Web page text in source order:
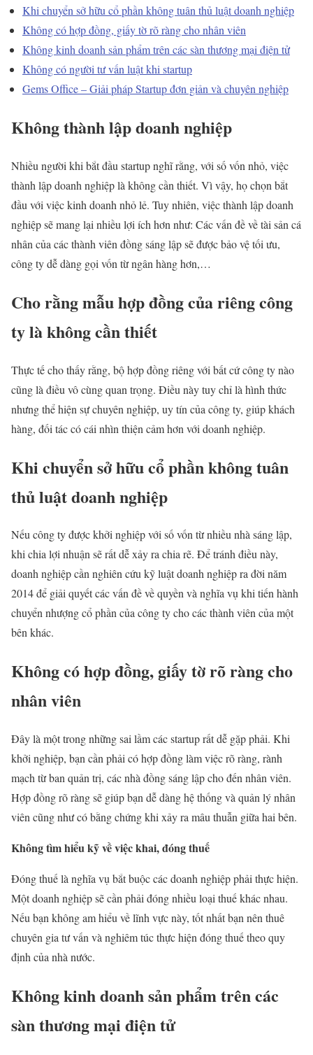
Khi chuyển sở hữu cổ phần không tuân thủ luật doanh nghiệp
Không có hợp đồng, giấy tờ rõ ràng cho nhân viên
Không kinh doanh sản phẩm trên các sàn thương mại điện tử
Không có người tư vấn luật khi startup
Gems Office – Giải pháp Startup đơn giản và chuyên nghiệp
Không thành lập doanh nghiệp
Nhiều người khi bắt đầu startup nghĩ rằng, với số vốn nhỏ, việc
thành lập doanh nghiệp là không cần thiết. Vì vậy, họ chọn bắt
đầu với việc kinh doanh nhỏ lẻ. Tuy nhiên, việc thành lập doanh
nghiệp sẽ mang lại nhiều lợi ích hơn như: Các vấn đề về tài sản cá
nhân của các thành viên đồng sáng lập sẽ được bảo vệ tối ưu,
công ty dễ dàng gọi vốn từ ngân hàng hơn,…
Cho rằng mẫu hợp đồng của riêng công
ty là không cần thiết
Thực tế cho thấy rằng, bộ hợp đồng riêng với bất cứ công ty nào
cũng là điều vô cùng quan trọng. Điều này tuy chỉ là hình thức
nhưng thể hiện sự chuyên nghiệp, uy tín của công ty, giúp khách
hàng, đối tác có cái nhìn thiện cảm hơn với doanh nghiệp.
Khi chuyển sở hữu cổ phần không tuân
thủ luật doanh nghiệp
Nếu công ty được khởi nghiệp với số vốn từ nhiều nhà sáng lập,
khi chia lợi nhuận sẽ rất dễ xảy ra chia rẽ. Để tránh điều này,
doanh nghiệp cần nghiên cứu kỹ luật doanh nghiệp ra đời năm
2014 để giải quyết các vấn đề về quyền và nghĩa vụ khi tiến hành
chuyển nhượng cổ phần của công ty cho các thành viên của một
bên khác.
Không có hợp đồng, giấy tờ rõ ràng cho
nhân viên
Đây là một trong những sai lầm các startup rất dễ gặp phải. Khi
khởi nghiệp, bạn cần phải có hợp đồng làm việc rõ ràng, rành
mạch từ ban quản trị, các nhà đồng sáng lập cho đến nhân viên.
Hợp đồng rõ ràng sẽ giúp bạn dễ dàng hệ thống và quản lý nhân
viên cũng như có bằng chứng khi xảy ra mâu thuẫn giữa hai bên.
Không tìm hiểu kỹ về việc khai, đóng thuế
Đóng thuế là nghĩa vụ bắt buộc các doanh nghiệp phải thực hiện.
Một doanh nghiệp sẽ cần phải đóng nhiều loại thuế khác nhau.
Nếu bạn không am hiểu về lĩnh vực này, tốt nhất bạn nên thuê
chuyên gia tư vấn và nghiêm túc thực hiện đóng thuế theo quy
định của nhà nước.
Không kinh doanh sản phẩm trên các
sàn thương mại điện tử